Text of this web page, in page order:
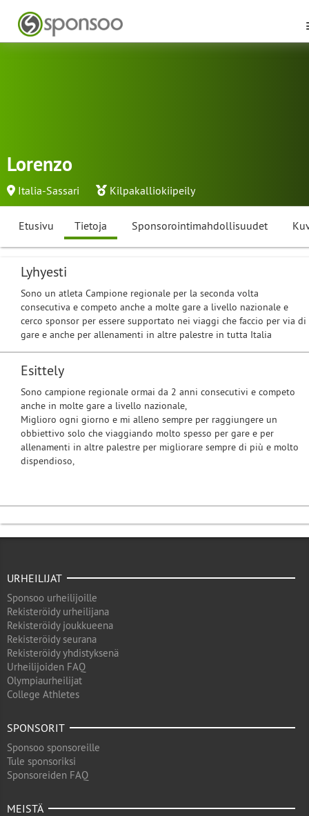
Lorenzo
Italia-Sassari Kilpakalliokiipeily
Etusivu Tietoja Sponsorointimahdollisuudet
Lyhyesti
Sono un atleta Campione regionale per la seconda volta
consecutiva e competo anche a molte gare a livello nazionale e
cerco sponsor per essere supportato nei viaggi che faccio per via di
gare e anche per allenamenti in altre palestre in tutta Italia
Esittely
Sono campione regionale ormai da 2 anni consecutivi e competo
anche in molte gare a livello nazionale,
Miglioro ogni giorno e mi alleno sempre per raggiungere un
obbiettivo solo che viaggiando molto spesso per gare e per
allenamenti in altre palestre per migliorare sempre di più e molto
dispendioso,
URHEILIJAT
Sponsoo urheilijoille
Rekisteröidy urheilijana
Rekisteröidy joukkueena
Rekisteröidy seurana
Rekisteröidy yhdistyksenä
Urheilijoiden FAQ
Olympiaurheilijat
College Athletes
SPONSORIT
Sponsoo sponsoreille
Tule sponsoriksi
Sponsoreiden FAQ
MEISTÄ